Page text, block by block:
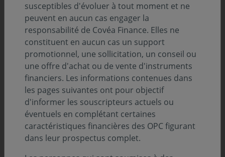
« L’ensemble des équipes de gestion et
de recherche concourt par son travail
collégial au déploiement de notre
politique d’investissement sur la base de
nos Perspectives Économiques et
susceptibles d'évoluer à tout moment et ne
peuvent en aucun cas engager la
responsabilité de Covéa Finance. Elles ne
constituent en aucun cas un support
promotionnel, une sollicitation, un conseil ou
une offre d'achat ou de vente d'instruments
financiers. Les informations contenues dans
les pages suivantes ont pour objectif
d'informer les souscripteurs actuels ou
éventuels en complétant certaines
caractéristiques financières des OPC figurant
dans leur prospectus complet.